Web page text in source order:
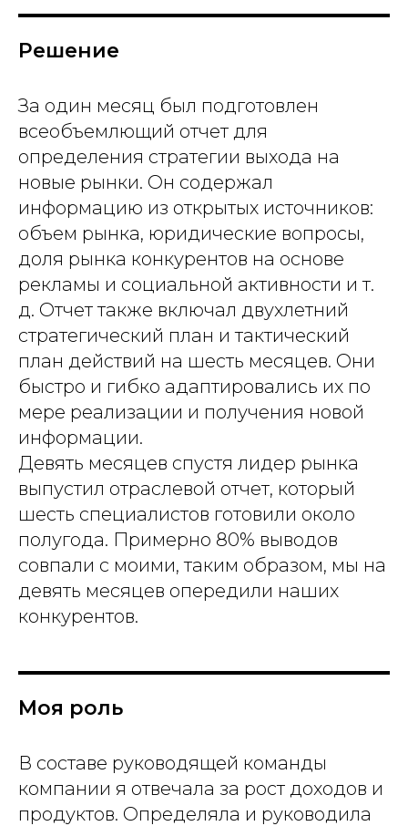
Решение
За один месяц был подготовлен
всеобъемлющий отчет для
определения стратегии выхода на
новые рынки. Он содержал
информацию из открытых источников:
объем рынка, юридические вопросы,
доля рынка конкурентов на основе
рекламы и социальной активности и т.
д. Отчет также включал двухлетний
стратегический план и тактический
план действий на шесть месяцев. Они
быстро и гибко адаптировались их по
мере реализации и получения новой
информации.
Девять месяцев спустя лидер рынка
выпустил отраслевой отчет, который
шесть специалистов готовили около
полугода. Примерно 80% выводов
совпали с моими, таким образом, мы на
девять месяцев опередили наших
конкурентов.
Моя роль
В составе руководящей команды
компании я отвечала за рост доходов и
продуктов. Определяла и руководила